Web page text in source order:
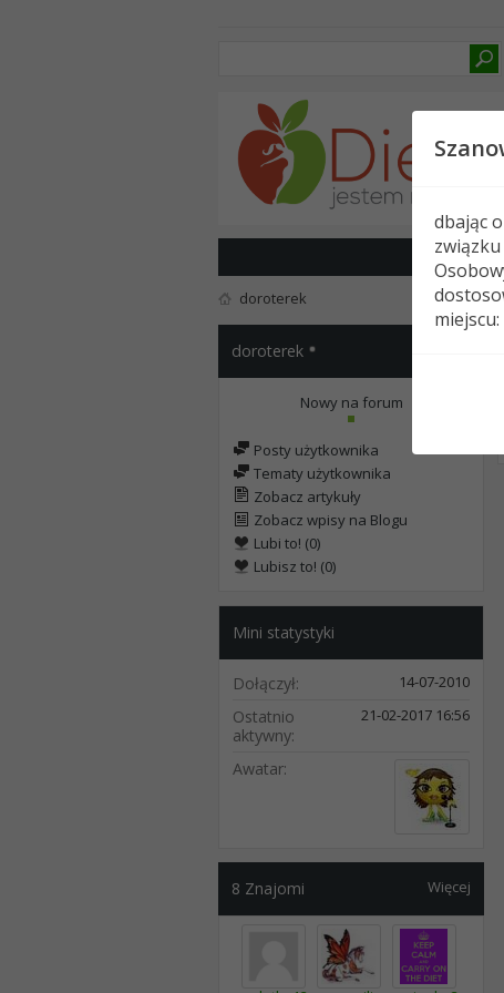
doroterek
doroterek
Nowy na forum
Posty użytkownika
Tematy użytkownika
Zobacz artykuły
Zobacz wpisy na Blogu
Lubi to! (0)
Lubisz to! (0)
Mini statystyki
Dołączył 14-07-2010
Ostatnio
aktywny
21-02-2017 16:56
Awatar
Więcej
8 Znajomi
dbając
miejscu: